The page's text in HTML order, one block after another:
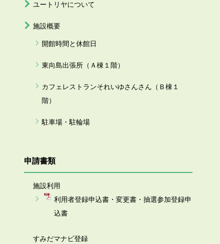
ユートリヤについて
施設概要
開館時間と休館日
東向島出張所（Ａ棟１階）
カフェレストランそれいゆさんさん（Ｂ棟１
階）
駐車場・駐輪場
申請書類
施設利用
利用者登録申込書・変更書・抽選参加登録申
込書
すみだマナビ登録